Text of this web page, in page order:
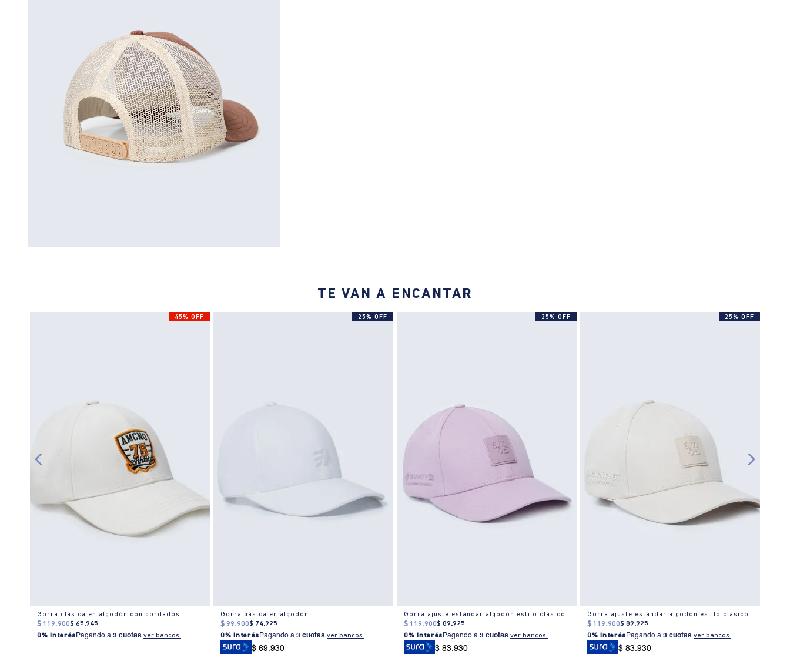
TE VAN A ENCANTAR
45% OFF
Gorra clásica en algodón con bordados
$ 119.900$ 65.945
0% Interés Pagando a3 cuotas.ver bancos.
25% OFF
Gorra básica en algodón
$ 99.900$ 74.925
0% Interés Pagando a3 cuotas.ver bancos.
$ 69.930
25% OFF
Gorra ajuste estándar algodón estilo clásico
$ 119.900$ 89.925
0% Interés Pagando a3 cuotas.ver bancos.
$ 83.930
25% OFF
Gorra ajuste estándar algodón estilo clásico
$ 119.900$ 89.925
0% Interés Pagando a3 cuotas.ver bancos.
$ 83.930